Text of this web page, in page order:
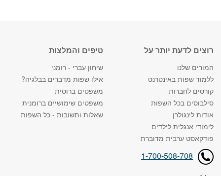
רוצים לדעת יותר על
המורים שלנו
ללמוד שפות באינטרנט
קורסים לחברות
סילבוסים בכל השפות
אודות לינגולרן
לימודי אנגלית לילדים
פודקאסט ערבית מדוברת
1-700-508-708
טיפים והמלצות
שיחון עברי - רומני
אילו שפות מדברים בבלגיה?
משפטים ברוסית
משפטים שימושיים ברומנית
שאלות ותשובות - כל השפות